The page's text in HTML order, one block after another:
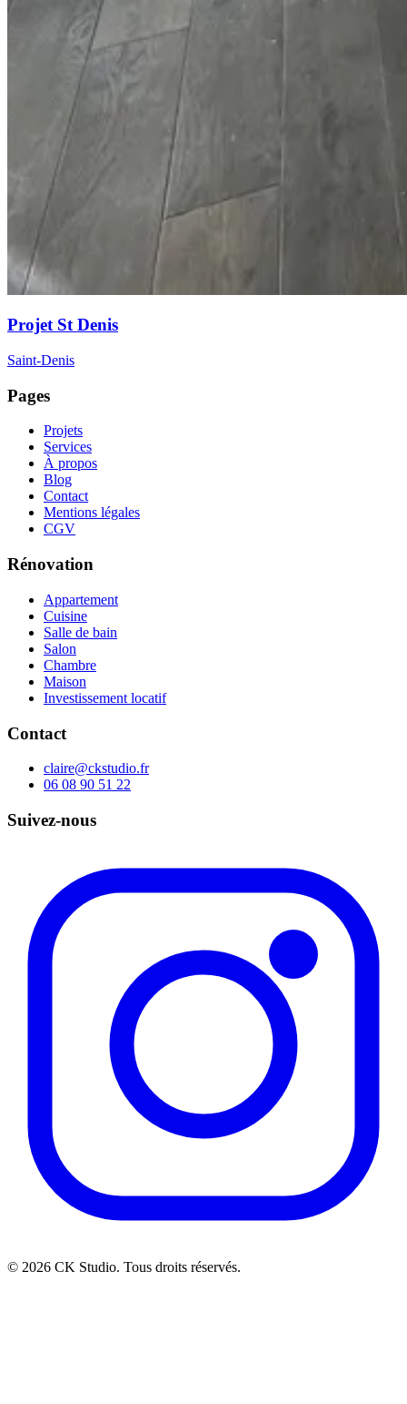
Projet St Denis
Saint-Denis
Pages
Projets
Services
À propos
Blog
Contact
Mentions légales
CGV
Rénovation
Appartement
Cuisine
Salle de bain
Salon
Chambre
Maison
Investissement locatif
Contact
claire@ckstudio.fr
06 08 90 51 22
Suivez-nous
© 2026 CK Studio. Tous droits réservés.